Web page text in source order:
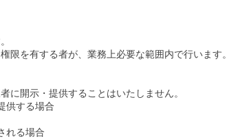
限を有する者が、業務上必要な範囲内で行います。
に開示・提供することはいたしません。
供する場合
れる場合